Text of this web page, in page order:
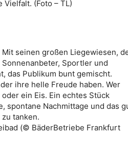
(Foto – TL)
seinen großen Liegewiesen,
Sportler und
das Publikum bunt gemischt.
ihre helle Freude haben. Wer
ein Eis. Ein echtes Stück
spontane Nachmittage und das
tanken.
(© BäderBetriebe Frankfurt